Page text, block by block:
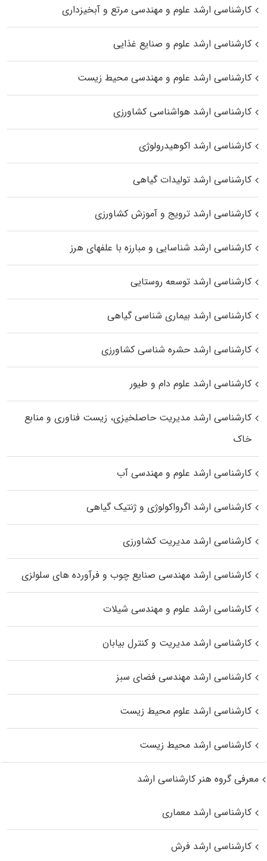
کارشناسی ارشد علوم و مهندسی مرتع و آبخیزداری
کارشناسی ارشد علوم و صنایع غذایی
کارشناسی ارشد علوم و مهندسی محیط زیست
کارشناسی ارشد هواشناسی کشاورزی
کارشناسی ارشد اکوهیدرولوژی
کارشناسی ارشد تولیدات گیاهی
کارشناسی ارشد ترویج و آموزش کشاورزی
کارشناسی ارشد شناسایی و مبارزه با علفهای هرز
کارشناسی ارشد توسعه روستایی
کارشناسی ارشد بیماری‌ شناسی گیاهی
کارشناسی ارشد حشره‌ شناسی کشاورزی
کارشناسی ارشد علوم دام و طیور
کارشناسی ارشد مدیریت حاصلخیزی، زیست فناوری و منابع
خاک
کارشناسی ارشد علوم و مهندسی آب
کارشناسی ارشد اگرواکولوژی و ژنتیک گیاهی
کارشناسی ارشد مدیریت کشاورزی
کارشناسی ارشد مهندسی صنایع چوب و فرآورده‌ های سلولزی
کارشناسی ارشد علوم و مهندسی شیلات
کارشناسی ارشد مدیریت و کنترل بیابان
کارشناسی ارشد مهندسی فضای سبز
کارشناسی ارشد علوم محیط‌ زیست
کارشناسی ارشد محیط زیست
معرفی گروه هنر کارشناسی ارشد
کارشناسی ارشد معماری
کارشناسی ارشد فرش